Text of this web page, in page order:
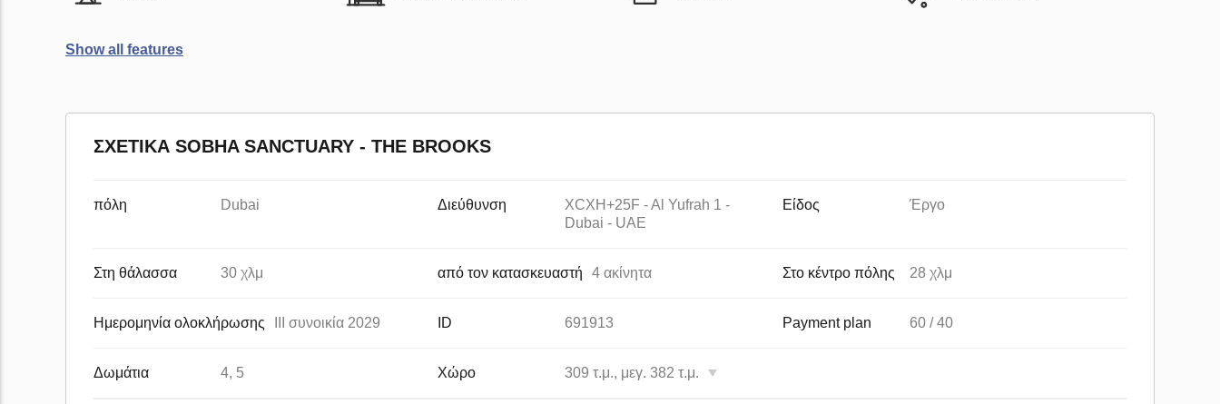
Show all features
ΣΧΕΤΙΚΆ SOBHA SANCTUARY - THE BROOKS
πόλη Dubai Διεύθυνση
XCXH+25F - Al Yufrah 1 -
Dubai - UAE
Είδος Έργο
Στη θάλασσα 30 χλμ από τον κατασκευαστή 4 ακίνητα Στο κέντρο πόλης 28 χλμ
Ημερομηνία ολοκλήρωσης III συνοικία 2029 ID 691913 Payment plan 60 / 40
Δωμάτια 4, 5 Χώρο 309 τ.μ., μεγ. 382 τ.μ.